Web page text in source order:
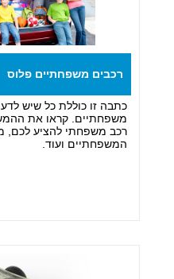
רכבים משפחתיים פלוס
כתבה זו כוללת כל שיש
משפחתיים. קראו את
רכב משפחתי להציע לכם,
המשפחתיים ועוד.